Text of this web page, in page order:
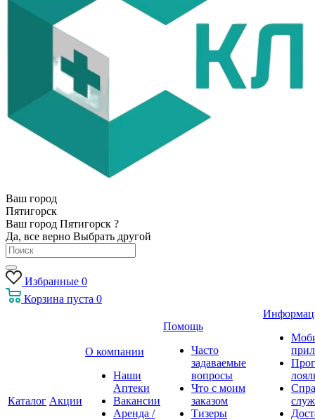
Ваш город
Пятигорск
Ваш город Пятигорск ?
Да, все верно Выбрать другой
Избранные 0
Корзина пуста 0
Каталог Акции
О компании
Наши
Аптеки
Вакансии
Аренда /
Помощь
Часто
задаваемые
вопросы
Что с моим
заказом
Тизеры